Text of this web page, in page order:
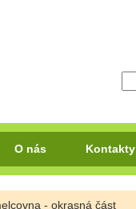
O nás Kontakty
- okrasná část